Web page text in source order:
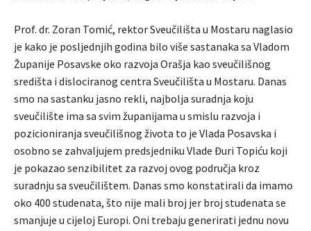
Prof. dr. Zoran Tomić, rektor Sveučilišta u Mostaru naglasio
je kako je posljednjih godina bilo više sastanaka sa Vladom
Županije Posavske oko razvoja Orašja kao sveučilišnog
središta i dislociranog centra Sveučilišta u Mostaru. Danas
smo na sastanku jasno rekli, najbolja suradnja koju
sveučilište ima sa svim županijama u smislu razvoja i
pozicioniranja sveučilišnog života to je Vlada Posavska i
osobno se zahvaljujem predsjedniku Vlade Đuri Topiću koji
je pokazao senzibilitet za razvoj ovog područja kroz
suradnju sa sveučilištem. Danas smo konstatirali da imamo
oko 400 studenata, što nije mali broj jer broj studenata se
smanjuje u cijeloj Europi. Oni trebaju generirati jednu novu